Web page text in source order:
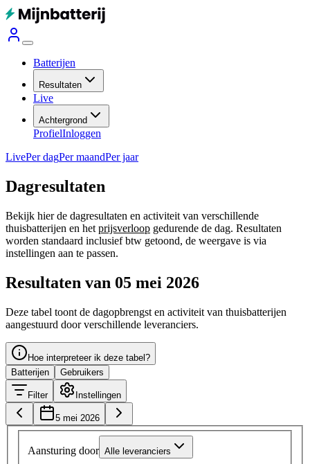
Batterijen
Resultaten
Live
Achtergrond
ProfielInloggen
LivePer dagPer maandPer jaar
Dagresultaten
Bekijk hier de dagresultaten en activiteit van verschillende
thuisbatterijen en het prijsverloop gedurende de dag. Resultaten
worden standaard inclusief btw getoond, de weergave is via
instellingen aan te passen.
Resultaten van 05 mei 2026
Deze tabel toont de dagopbrengst en activiteit van thuisbatterijen
aangestuurd door verschillende leveranciers.
Hoe interpreteer ik deze tabel?
Batterijen
Gebruikers
Filter Instellingen
5 mei 2026
Aansturing door Alle leveranciers